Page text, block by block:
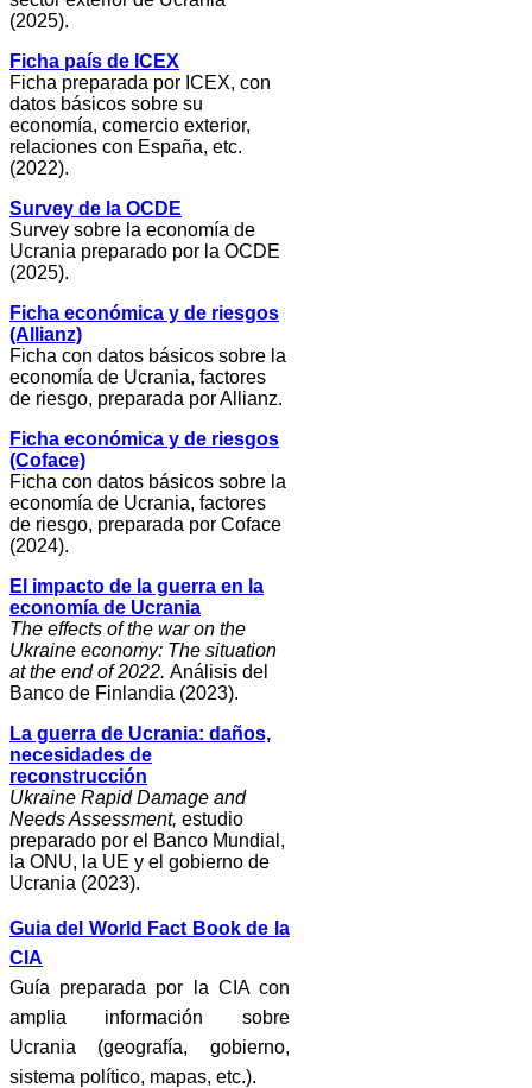
(2025).
Ficha país de ICEX
Ficha preparada por ICEX, con
datos básicos sobre su
economía, comercio exterior,
relaciones con España, etc.
(2022).
Survey de la OCDE
Survey sobre la economía de
Ucrania preparado por la OCDE
(2025).
Ficha económica y de riesgos
(Allianz)
Ficha con datos básicos sobre la
economía de Ucrania, factores
de riesgo, preparada por Allianz.
Ficha económica y de riesgos
(Coface)
Ficha con datos básicos sobre la
economía de Ucrania, factores
de riesgo, preparada por Coface
(2024).
El impacto de la guerra en la
economía de Ucrania
The effects of the war on the
Ukraine economy: The situation
at the end of 2022. Análisis del
Banco de Finlandia (2023).
La guerra de Ucrania: daños,
necesidades de
reconstrucción
Ukraine Rapid Damage and
Needs Assessment, estudio
preparado por el Banco Mundial,
la ONU, la UE y el gobierno de
Ucrania (2023).
Guia del World Fact Book de la
CIA
Guía preparada por la CIA con
amplia información sobre
Ucrania (geografía, gobierno,
sistema político, mapas, etc.).